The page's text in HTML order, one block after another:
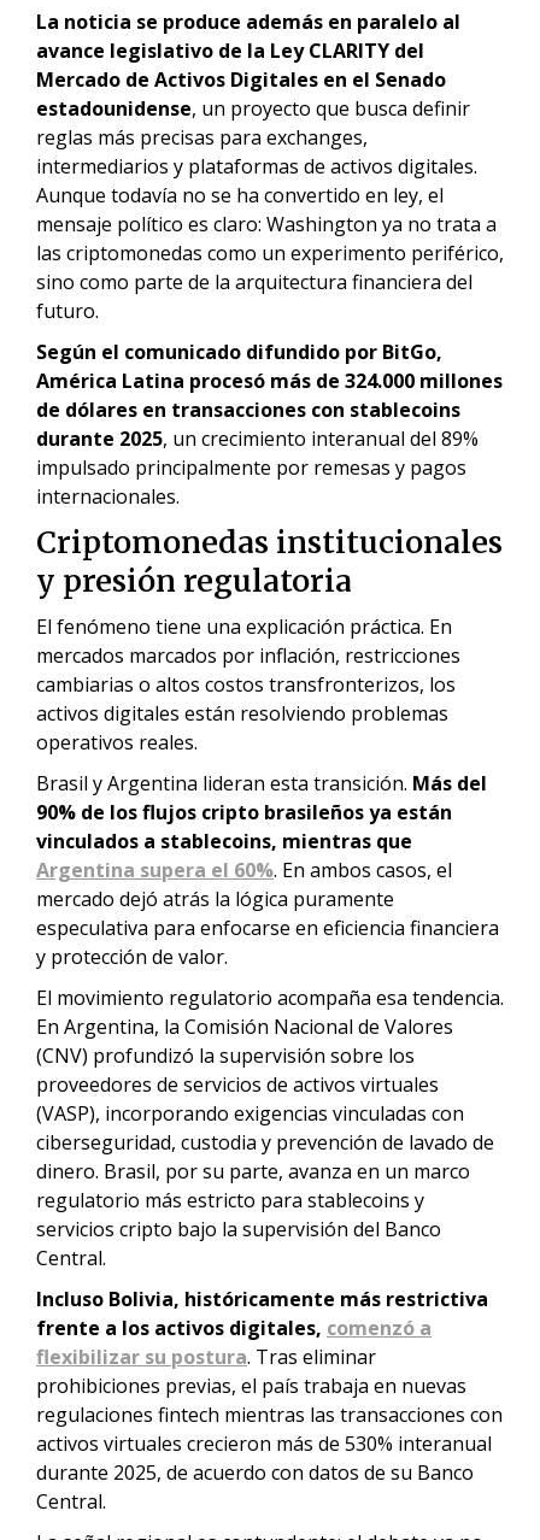
La noticia se produce además en paralelo al
avance legislativo de la Ley CLARITY del
Mercado de Activos Digitales en el Senado
estadounidense, un proyecto que busca definir
reglas más precisas para exchanges,
intermediarios y plataformas de activos digitales.
Aunque todavía no se ha convertido en ley, el
mensaje político es claro: Washington ya no trata a
las criptomonedas como un experimento periférico,
sino como parte de la arquitectura financiera del
futuro.
Según el comunicado difundido por BitGo,
América Latina procesó más de 324.000 millones
de dólares en transacciones con stablecoins
durante 2025, un crecimiento interanual del 89%
impulsado principalmente por remesas y pagos
internacionales.
Criptomonedas institucionales
y presión regulatoria
El fenómeno tiene una explicación práctica. En
mercados marcados por inflación, restricciones
cambiarias o altos costos transfronterizos, los
activos digitales están resolviendo problemas
operativos reales.
Brasil y Argentina lideran esta transición. Más del
90% de los flujos cripto brasileños ya están
vinculados a stablecoins, mientras que
Argentina supera el 60%. En ambos casos, el
mercado dejó atrás la lógica puramente
especulativa para enfocarse en eficiencia financiera
y protección de valor.
El movimiento regulatorio acompaña esa tendencia.
En Argentina, la Comisión Nacional de Valores
(CNV) profundizó la supervisión sobre los
proveedores de servicios de activos virtuales
(VASP), incorporando exigencias vinculadas con
ciberseguridad, custodia y prevención de lavado de
dinero. Brasil, por su parte, avanza en un marco
regulatorio más estricto para stablecoins y
servicios cripto bajo la supervisión del Banco
Central.
Incluso Bolivia, históricamente más restrictiva
frente a los activos digitales, comenzó a
flexibilizar su postura. Tras eliminar
prohibiciones previas, el país trabaja en nuevas
regulaciones fintech mientras las transacciones con
activos virtuales crecieron más de 530% interanual
durante 2025, de acuerdo con datos de su Banco
Central.